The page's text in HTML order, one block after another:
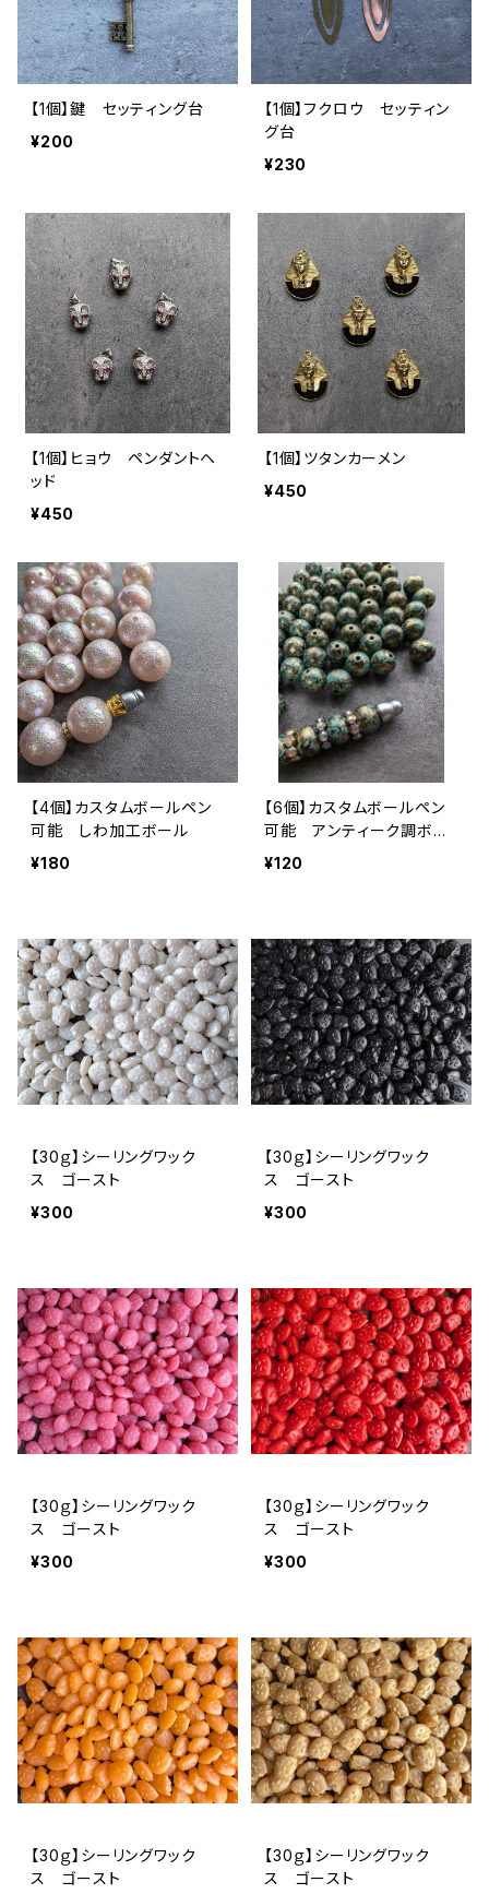
【1個】鍵 セッティング台
¥200
【1個】フクロウ セッティン
グ台
¥230
【1個】ヒョウ ペンダントヘ
ッド
¥450
【1個】ツタンカーメン
¥450
【4個】カスタムボールペン
可能 しわ加工ボール
¥180
【6個】カスタムボールペン
可能 アンティーク調ボー
ル
¥120
【30ｇ】シーリングワック
ス ゴースト
¥300
【30ｇ】シーリングワック
ス ゴースト
¥300
【30ｇ】シーリングワック
ス ゴースト
¥300
【30ｇ】シーリングワック
ス ゴースト
¥300
【30ｇ】シーリングワック
ス ゴースト
【30ｇ】シーリングワック
ス ゴースト